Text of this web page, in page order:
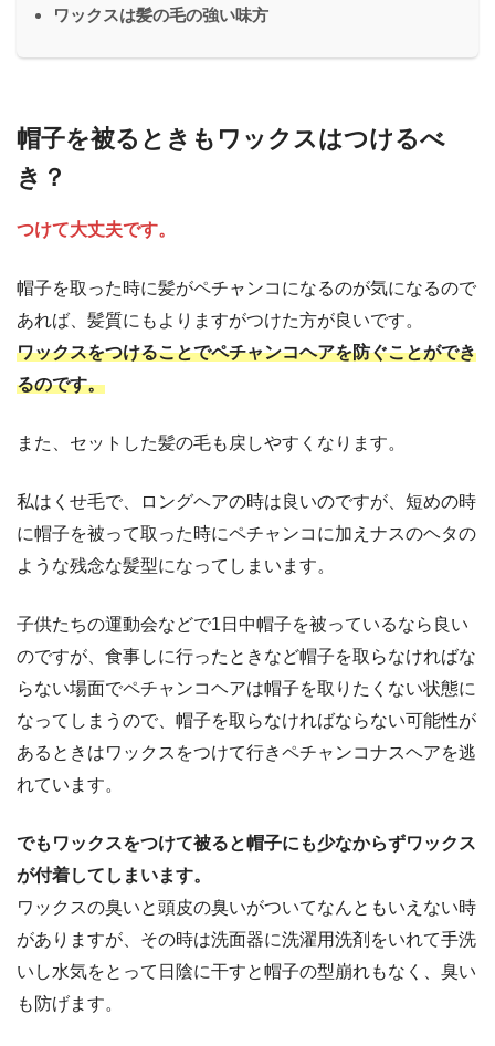
ワックスは髪の毛の強い味方
帽子を被るときもワックスはつけるべ
き？
つけて大丈夫です。
帽子を取った時に髪がペチャンコになるのが気になるので
あれば、髪質にもよりますがつけた方が良いです。
ワックスをつけることでペチャンコヘアを防ぐことができ
るのです。
また、セットした髪の毛も戻しやすくなります。
私はくせ毛で、ロングヘアの時は良いのですが、短めの時
に帽子を被って取った時にペチャンコに加えナスのヘタの
ような残念な髪型になってしまいます。
子供たちの運動会などで1日中帽子を被っているなら良い
のですが、食事しに行ったときなど帽子を取らなければな
らない場面でペチャンコヘアは帽子を取りたくない状態に
なってしまうので、帽子を取らなければならない可能性が
あるときはワックスをつけて行きペチャンコナスヘアを逃
れています。
でもワックスをつけて被ると帽子にも少なからずワックス
が付着してしまいます。
ワックスの臭いと頭皮の臭いがついてなんともいえない時
がありますが、その時は洗面器に洗濯用洗剤をいれて手洗
いし水気をとって日陰に干すと帽子の型崩れもなく、臭い
も防げます。